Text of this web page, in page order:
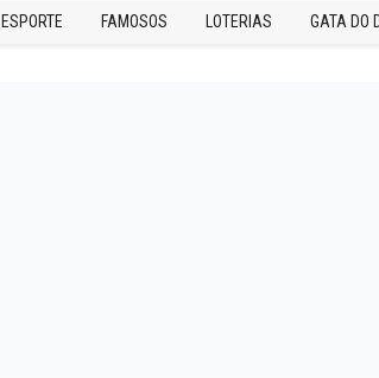
ESPORTE FAMOSOS LOTERIAS GATA DO